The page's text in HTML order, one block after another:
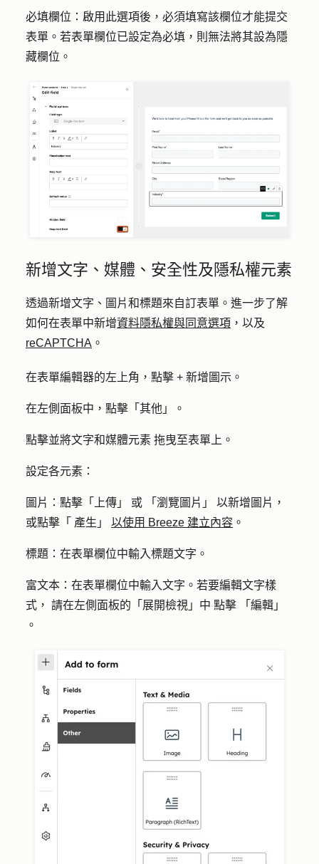
必填欄位： 啟用此選項後，必須填寫該欄位才能提交
表單。若表單欄位已設定為必填，則無法將其設為隱
藏欄位。
新增文字、媒體、安全性及隱私權元素
透過新增文字、圖片和標題來自訂表單。進一步了解
如何在表單中新增資料隱私權與同意選項 ，以及
reCAPTCHA 。
在表單編輯器的左上角，點擊 + 新增圖示 。
在左側面板中，點擊「 其他 」。
點擊並將文字和媒體元素 拖曳至表單上。
設定各元素：
圖片 ：點擊「 上傳 」 或 「 瀏覽圖片 」
以新增圖片，
或點擊 「 產生 」 以使用 Breeze 建立內容 。
標題 ：在表單欄位中輸入標題文字 。
富文本 ： 在表單欄位中輸入文字 。若要編輯文字樣
式， 請在左側面板的 「 展開檢視」中 點擊 「 編輯」
。